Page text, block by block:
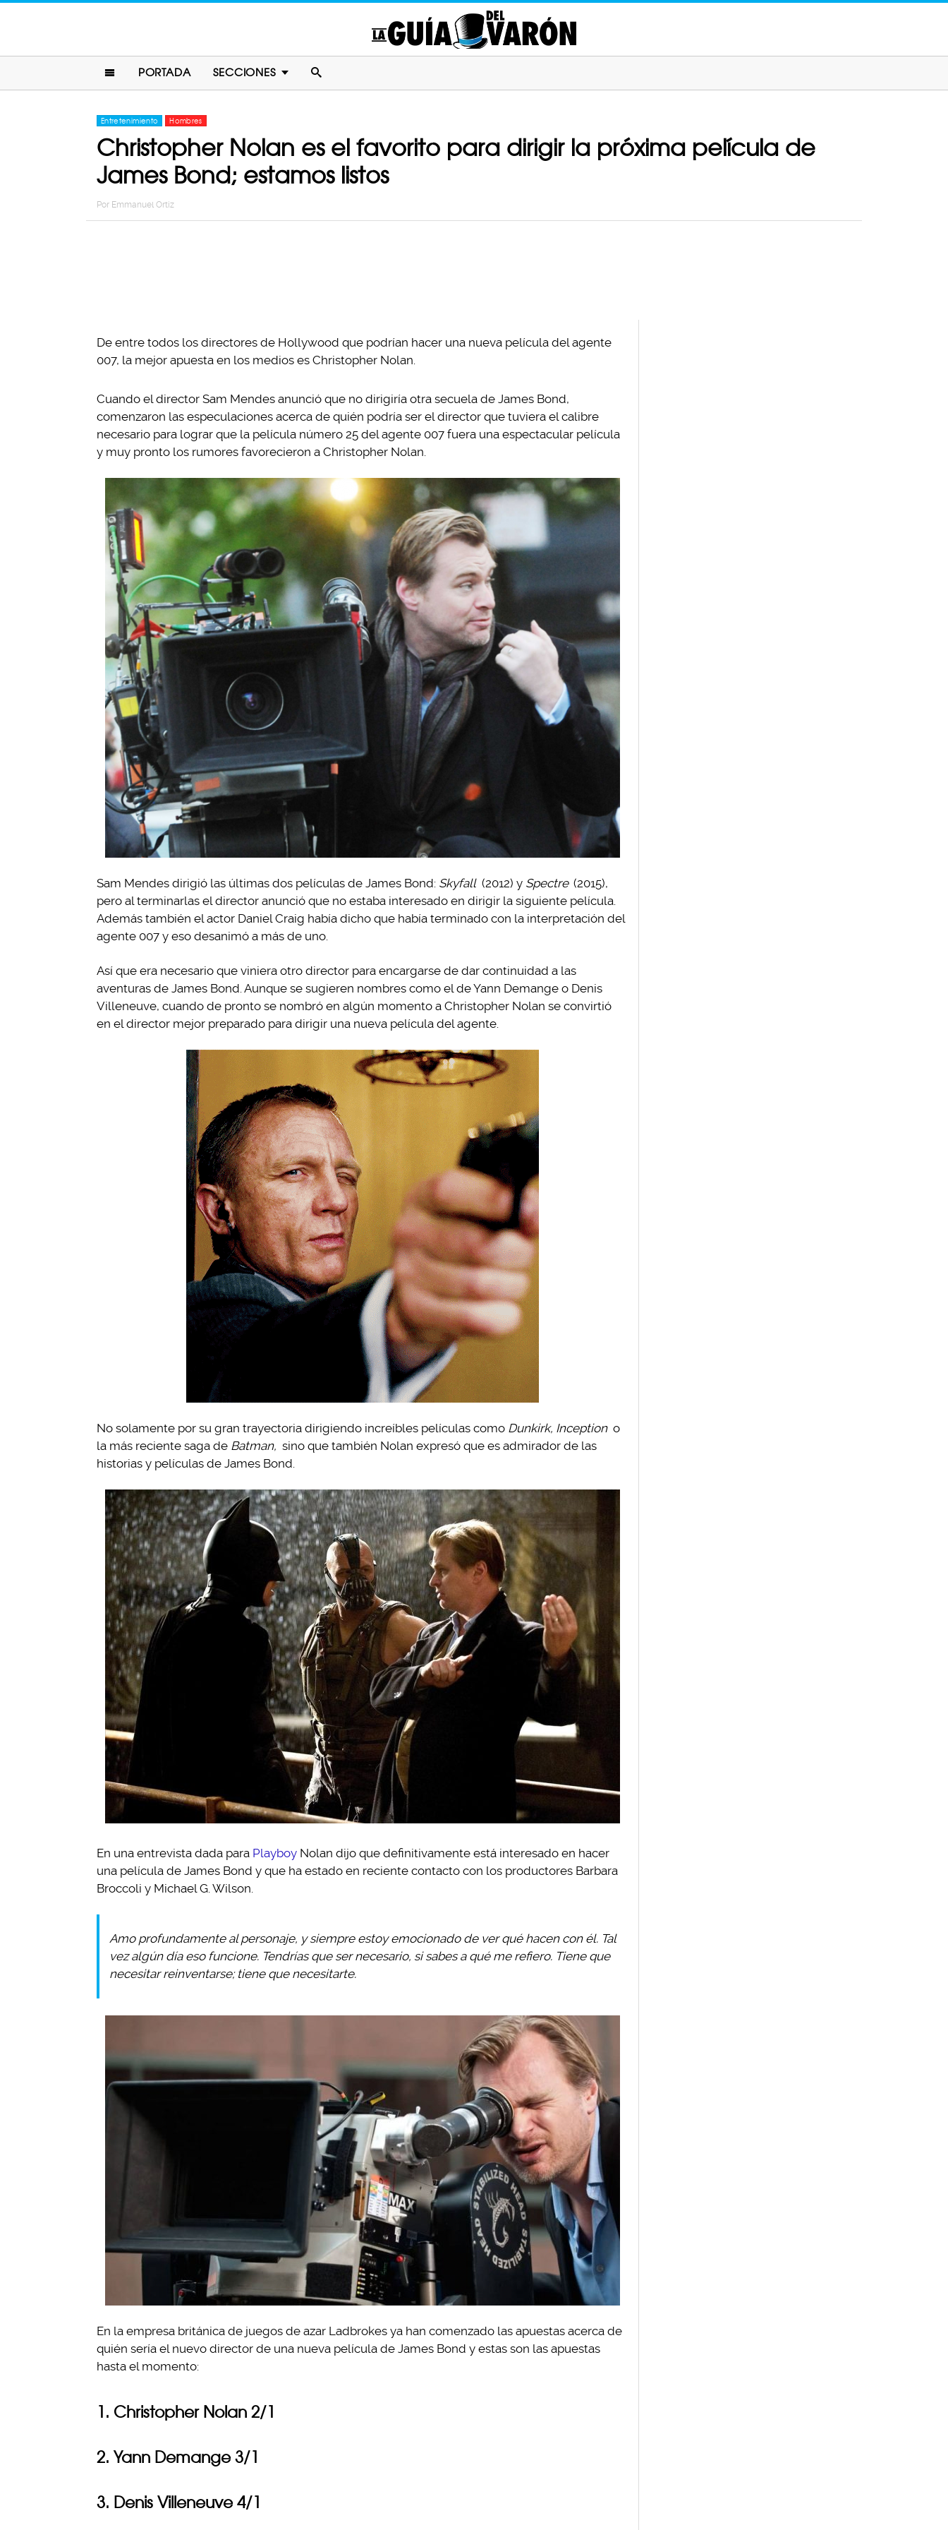
PORTADA SECCIONES
Entretenimiento Hombres
Christopher Nolan es el favorito para dirigir la próxima película de
James Bond; estamos listos
Por Emmanuel Ortiz
De entre todos los directores de Hollywood que podrían hacer una nueva película del agente
007, la mejor apuesta en los medios es Christopher Nolan.
Cuando el director Sam Mendes anunció que no dirigiría otra secuela de James Bond,
comenzaron las especulaciones acerca de quién podría ser el director que tuviera el calibre
necesario para lograr que la película número 25 del agente 007 fuera una espectacular película
y muy pronto los rumores favorecieron a Christopher Nolan.
Sam Mendes dirigió las últimas dos películas de James Bond: Skyfall (2012) ySpectre (2015),
pero al terminarlas el director anunció que no estaba interesado en dirigir la siguiente película.
Además también el actor Daniel Craig había dicho que había terminado con la interpretación del
agente 007 y eso desanimó a más de uno.
Así que era necesario que viniera otro director para encargarse de dar continuidad a las
aventuras de James Bond. Aunque se sugieren nombres como el de Yann Demange o Denis
Villeneuve, cuando de pronto se nombró en algún momento a Christopher Nolan se convirtió
en el director mejor preparado para dirigir una nueva película del agente.
No solamente por su gran trayectoria dirigiendo increíbles películas como Dunkirk, Inception o
la más reciente saga de Batman, sino que también Nolan expresó que es admirador de las
historias y películas de James Bond.
En una entrevista dada para Playboy Nolan dijo que definitivamente está interesado en hacer
una película de James Bond y que ha estado en reciente contacto con los productores Barbara
Broccoli y Michael G. Wilson.
Amo profundamente al personaje, y siempre estoy emocionado de ver qué hacen con él. Tal
vez algún día eso funcione. Tendrías que ser necesario, si sabes a qué me refiero. Tiene que
necesitar reinventarse; tiene que necesitarte.
En la empresa británica de juegos de azar Ladbrokes ya han comenzado las apuestas acerca de
quién sería el nuevo director de una nueva película de James Bond y estas son las apuestas
hasta el momento:
1. Christopher Nolan 2/1
2. Yann Demange 3/1
3. Denis Villeneuve 4/1